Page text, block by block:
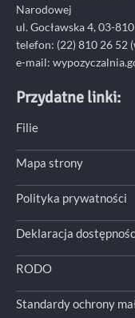
Narodowej
ul. Gocławska 4, 03-
telefon: (22) 810 26 52
e-mail:
Przydatne linki:
Filie
Mapa strony
Polityka prywatności
Deklaracja
RODO
Standardy ochrony